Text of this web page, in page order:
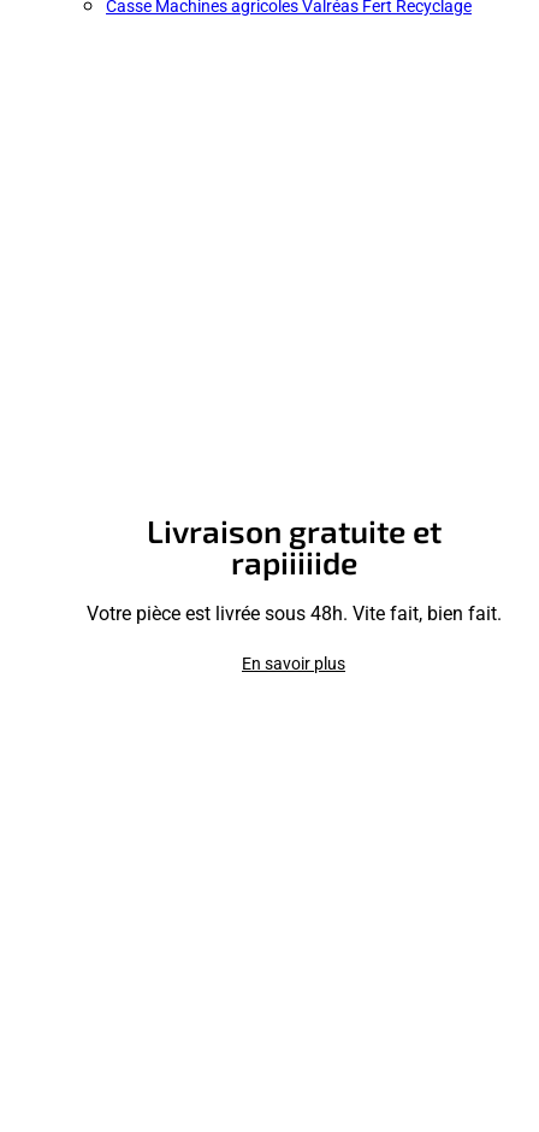
Casse Machines agricoles Valréas Fert Recyclage
Livraison gratuite et
rapiiiiide
Votre pièce est livrée sous 48h. Vite fait, bien fait.
En savoir plus